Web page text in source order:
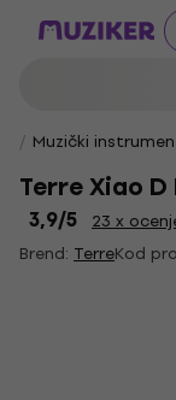
Muzički
Terre Xiao
3,9/5
23 x
Brend: TerreKod